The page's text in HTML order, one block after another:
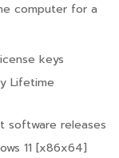
computer for a
keys
Lifetime
software releases
11 [x86x64]